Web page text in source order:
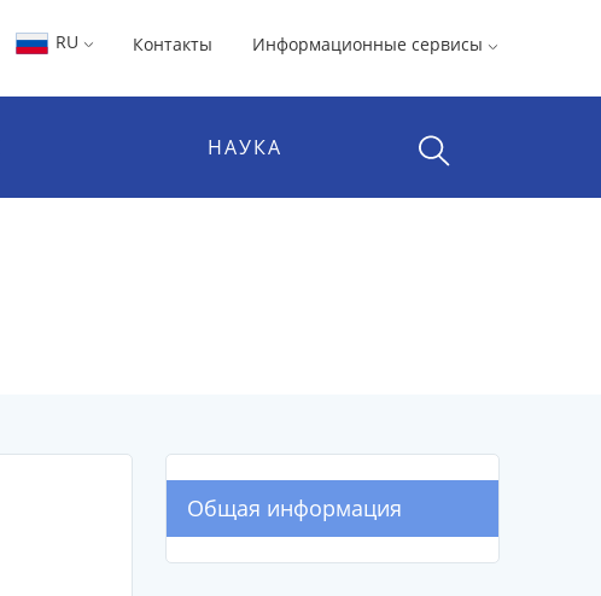
RU Контакты Информационные сервисы
НАУКА
Общая информация